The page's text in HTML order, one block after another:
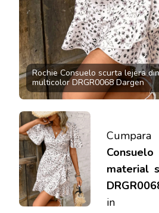
Rochie Consuelo scurta lejera
multicolor DRGR0068 Dargen
material
in